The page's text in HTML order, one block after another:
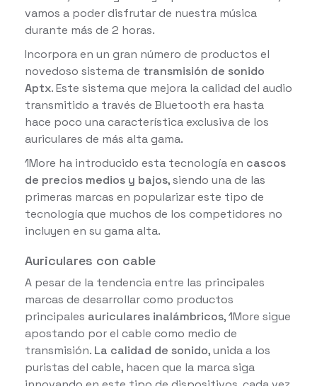
vamos a poder disfrutar de nuestra música
durante más de 2 horas.
Incorpora en un gran número de productos el
novedoso sistema de transmisión de sonido
Aptx. Este sistema que mejora la calidad del audio
transmitido a través de Bluetooth era hasta
hace poco una característica exclusiva de los
auriculares de más alta gama.
1More ha introducido esta tecnología en cascos
de precios medios y bajos, siendo una de las
primeras marcas en popularizar este tipo de
tecnología que muchos de los competidores no
incluyen en su gama alta.
Auriculares con cable
A pesar de la tendencia entre las principales
marcas de desarrollar como productos
principales auriculares inalámbricos, 1More sigue
apostando por el cable como medio de
transmisión. La calidad de sonido, unida a los
puristas del cable, hacen que la marca siga